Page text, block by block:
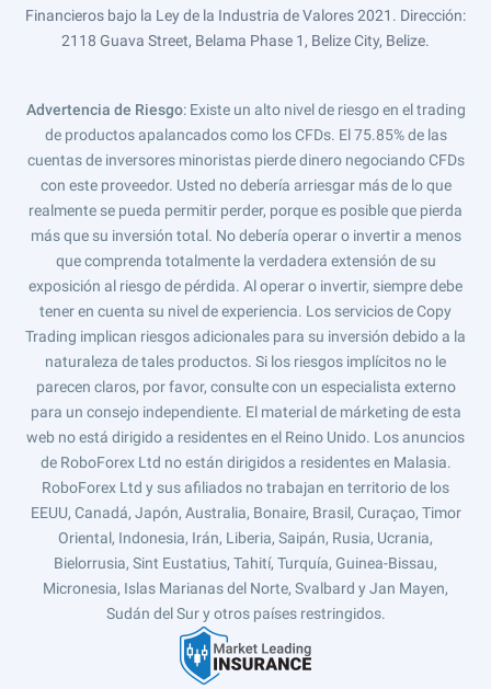
Financieros bajo la Ley de la Industria de Valores 2021. Dirección:
2118 Guava Street, Belama Phase 1, Belize City, Belize.
Advertencia de Riesgo: Existe un alto nivel de riesgo en el trading
de productos apalancados como los CFDs. El 75.85% de las
cuentas de inversores minoristas pierde dinero negociando CFDs
con este proveedor. Usted no debería arriesgar más de lo que
realmente se pueda permitir perder, porque es posible que pierda
más que su inversión total. No debería operar o invertir a menos
que comprenda totalmente la verdadera extensión de su
exposición al riesgo de pérdida. Al operar o invertir, siempre debe
tener en cuenta su nivel de experiencia. Los servicios de Copy
Trading implican riesgos adicionales para su inversión debido a la
naturaleza de tales productos. Si los riesgos implícitos no le
parecen claros, por favor, consulte con un especialista externo
para un consejo independiente. El material de márketing de esta
web no está dirigido a residentes en el Reino Unido. Los anuncios
de RoboForex Ltd no están dirigidos a residentes en Malasia.
RoboForex Ltd y sus afiliados no trabajan en territorio de los
EEUU, Canadá, Japón, Australia, Bonaire, Brasil, Curaçao, Timor
Oriental, Indonesia, Irán, Liberia, Saipán, Rusia, Ucrania,
Bielorrusia, Sint Eustatius, Tahití, Turquía, Guinea-Bissau,
Micronesia, Islas Marianas del Norte, Svalbard y Jan Mayen,
Sudán del Sur y otros países restringidos.